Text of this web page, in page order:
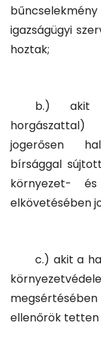
igazságügyi
hoztak;
b.) akit
jogerősen
bírsággal
környezet- és
elkövetésében
c.) akit a
ellenőrök tetten